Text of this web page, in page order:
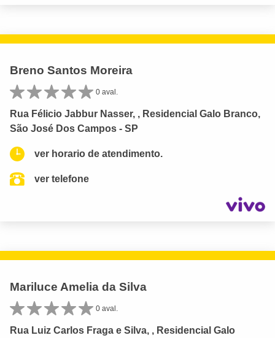
Breno Santos Moreira
0 aval.
Rua Félicio Jabbur Nasser, , Residencial Galo Branco,
São José Dos Campos - SP
ver horario de atendimento.
ver telefone
Mariluce Amelia da Silva
0 aval.
Rua Luiz Carlos Fraga e Silva, , Residencial Galo